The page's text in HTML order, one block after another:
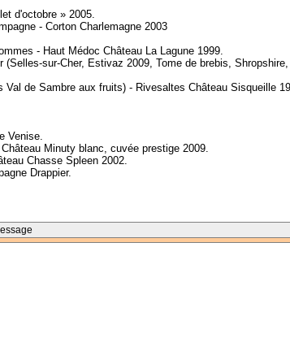
d'octobre » 2005.
- Corton Charlemagne 2003
- Haut Médoc Château La Lagune 1999.
sur-Cher, Estivaz 2009, Tome de brebis,
de Sambre aux fruits) - Rivesaltes Château Sisqueille
Venise.
Minuty blanc, cuvée prestige 2009.
Chasse Spleen 2002.
Drappier.